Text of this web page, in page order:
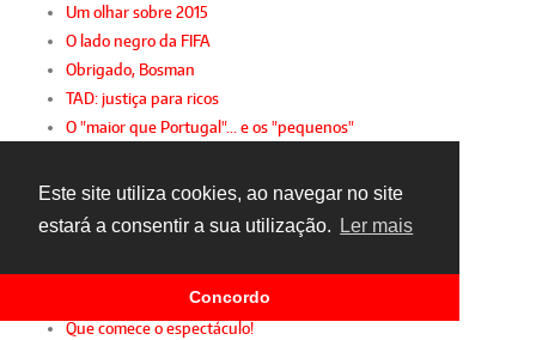
Este site utiliza cookies, ao navegar no site
estará a consentir a sua utilização.
Ler mais
Concordo
Um olhar sobre 2015
O lado negro da FIFA
Obrigado, Bosman
TAD: justiça para ricos
O "maior que Portugal"... e os "pequenos"
PER ante PER
Pura irracionalidade
Abismo auri-negro
Que comece o espectáculo!